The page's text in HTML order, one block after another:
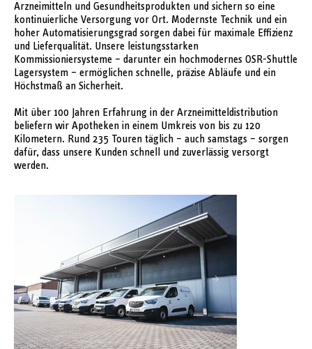
Arzneimitteln und Gesundheitsprodukten und sichern so eine
kontinuierliche Versorgung vor Ort. Modernste Technik und ein
hoher Automatisierungsgrad sorgen dabei für maximale Effizienz
und Lieferqualität. Unsere leistungsstarken
Kommissioniersysteme – darunter ein hochmodernes OSR-Shuttle
Lagersystem – ermöglichen schnelle, präzise Abläufe und ein
Höchstmaß an Sicherheit.
Mit über 100 Jahren Erfahrung in der Arzneimitteldistribution
beliefern wir Apotheken in einem Umkreis von bis zu 120
Kilometern. Rund 235 Touren täglich – auch samstags – sorgen
dafür, dass unsere Kunden schnell und zuverlässig versorgt
werden.